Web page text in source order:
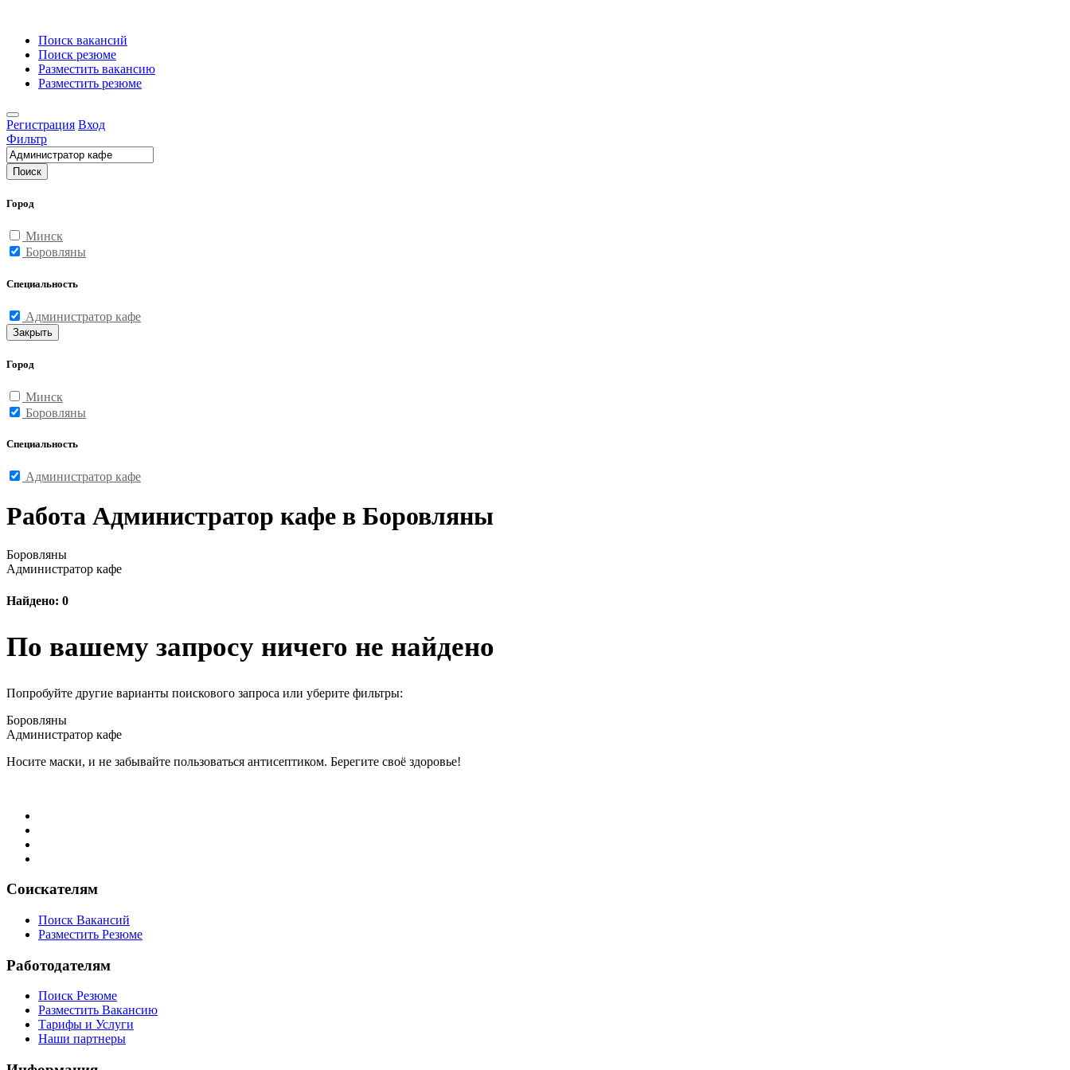
Поиск вакансий
Поиск резюме
Разместить вакансию
Разместить резюме
Регистрация Вход
Фильтр
Поиск
Город
Минск
Боровляны
Специальность
Администратор кафе
Закрыть
Город
Минск
Боровляны
Специальность
Администратор кафе
Работа Администратор кафе в Боровляны
Боровляны
Администратор кафе
Найдено: 0
По вашему запросу ничего не найдено
Попробуйте другие варианты поискового запроса или уберите фильтры:
Боровляны
Администратор кафе
Носите маски, и не забывайте пользоваться антисептиком. Берегите своё здоровье!
Соискателям
Поиск Вакансий
Разместить Резюме
Работодателям
Поиск Резюме
Разместить Вакансию
Тарифы и Услуги
Наши партнеры